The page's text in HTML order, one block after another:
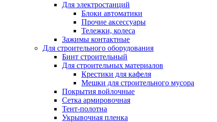
Для электростанций
Блоки автоматики
Прочие аксессуары
Тележки, колеса
Зажимы контактные
Для строительного оборудования
Бинт строительный
Для строительных материалов
Крестики для кафеля
Мешки для строительного мусора
Покрытия войлочные
Сетка армировочная
Тент-полотна
Укрывочная пленка